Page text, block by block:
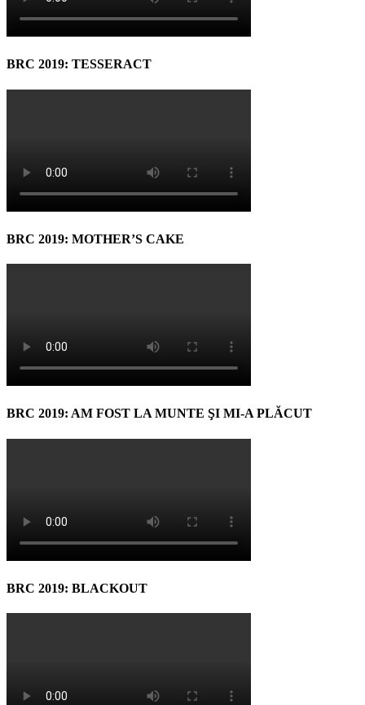
BRC 2019: TESSERACT
BRC 2019: MOTHER’S CAKE
BRC 2019: AM FOST LA MUNTE ŞI MI-A PLĂCUT
BRC 2019: BLACKOUT